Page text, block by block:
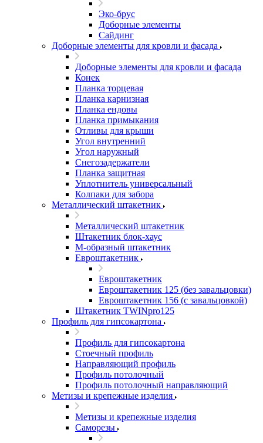
Эко-брус
Доборные элементы
Сайдинг
Доборные элементы для кровли и фасада
Доборные элементы для кровли и фасада
Конек
Планка торцевая
Планка карнизная
Планка ендовы
Планка примыкания
Отливы для крыши
Угол внутренний
Угол наружный
Снегозадержатели
Планка защитная
Уплотнитель универсальный
Колпаки для забора
Металлический штакетник
Металлический штакетник
Штакетник блок-хаус
М-образный штакетник
Евроштакетник
Евроштакетник
Евроштакетник 125 (без завальцовки)
Евроштакетник 156 (с завальцовкой)
Штакетник TWINpro125
Профиль для гипсокартона
Профиль для гипсокартона
Стоечный профиль
Направляющий профиль
Профиль потолочный
Профиль потолочный направляющий
Метизы и крепежные изделия
Метизы и крепежные изделия
Саморезы